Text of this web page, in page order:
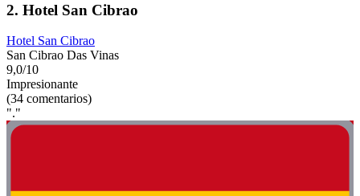
2. Hotel San Cibrao
Hotel San Cibrao
San Cibrao Das Vinas
9,0/10
Impresionante
(34 comentarios)
"."